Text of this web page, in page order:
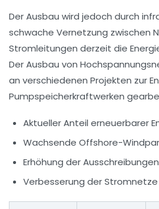
Der Ausbau wird jedoch durch
schwache Vernetzung zwischen
Stromleitungen derzeit die
Der Ausbau von
an verschiedenen Projekten zur
Pumpspeicherkraftwerken
Aktueller Anteil erneuerbarer
Wachsende Offshore-
Erhöhung der
Verbesserung der